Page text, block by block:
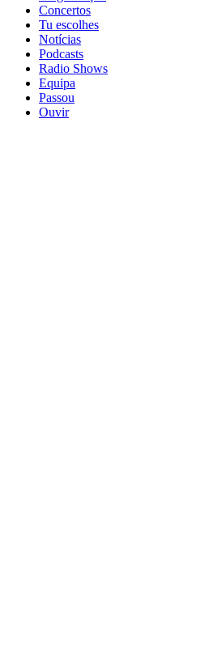
Concertos
Tu escolhes
Notícias
Podcasts
Radio Shows
Equipa
Passou
Ouvir